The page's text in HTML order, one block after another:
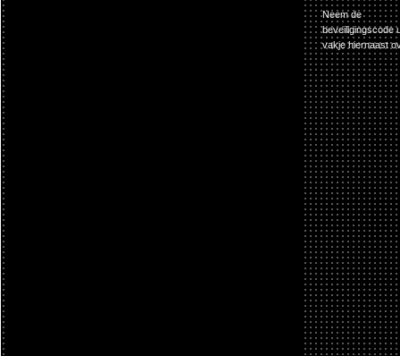
Neem de
beveiligingscode
vakje hiernaast